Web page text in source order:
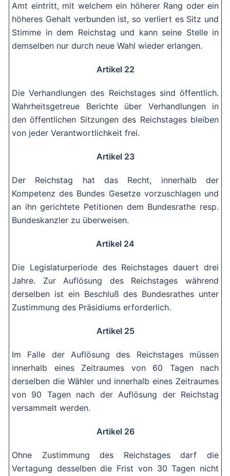
Amt eintritt, mit welchem ein höherer Rang oder ein
höheres Gehalt verbunden ist, so verliert es Sitz und
Stimme in dem Reichstag und kann seine Stelle in
demselben nur durch neue Wahl wieder erlangen.
Artikel 22
Die Verhandlungen des Reichstages sind öffentlich.
Wahrheitsgetreue Berichte über Verhandlungen in
den öffentlichen Sitzungen des Reichstages bleiben
von jeder Verantwortlichkeit frei.
Artikel 23
Der Reichstag hat das Recht, innerhalb der
Kompetenz des Bundes Gesetze vorzuschlagen und
an ihn gerichtete Petitionen dem Bundesrathe resp.
Bundeskanzler zu überweisen.
Artikel 24
Die Legislaturperiode des Reichstages dauert drei
Jahre. Zur Auflösung des Reichstages während
derselben ist ein Beschluß des Bundesrathes unter
Zustimmung des Präsidiums erforderlich.
Artikel 25
Im Falle der Auflösung des Reichstages müssen
innerhalb eines Zeitraumes von 60 Tagen nach
derselben die Wähler und innerhalb eines Zeitraumes
von 90 Tagen nach der Auflösung der Reichstag
versammelt werden.
Artikel 26
Ohne Zustimmung des Reichstages darf die
Vertagung desselben die Frist von 30 Tagen nicht